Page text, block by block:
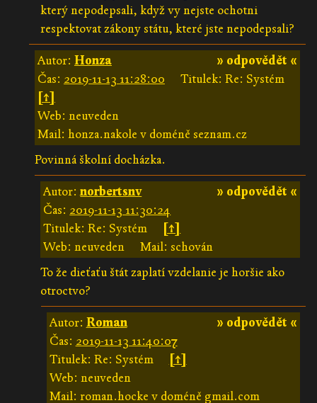
který nepodepsali, když vy nejste ochotni
respektovat zákony státu, které jste nepodepsali?
» odpovědět «
Autor: Honza
Čas: 2019-11-13 11:28:00
Titulek: Re: Systém
[↑]
Web: neuveden
Mail: honza.nakole v doméně seznam.cz
Povinná školní docházka.
» odpovědět «
Autor:norbertsnv
Čas: 2019-11-13 11:30:24
Titulek: Re: Systém
[↑]
Web: neuveden
Mail: schován
To že dieťaťu štát zaplatí vzdelanie je horšie ako
otroctvo?
» odpovědět «
Autor: Roman
Čas: 2019-11-13 11:40:07
Titulek: Re: Systém
[↑]
Web: neuveden
Mail: roman.hocke v doméně gmail.com